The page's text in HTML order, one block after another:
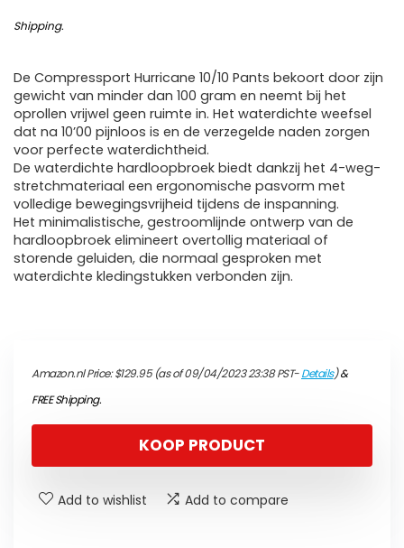
Shipping.
De Compressport Hurricane 10/10 Pants bekoort door zijn
gewicht van minder dan 100 gram en neemt bij het
oprollen vrijwel geen ruimte in. Het waterdichte weefsel
dat na 10’00 pijnloos is en de verzegelde naden zorgen
voor perfecte waterdichtheid.
De waterdichte hardloopbroek biedt dankzij het 4-weg-
stretchmateriaal een ergonomische pasvorm met
volledige bewegingsvrijheid tijdens de inspanning.
Het minimalistische, gestroomlijnde ontwerp van de
hardloopbroek elimineert overtollig materiaal of
storende geluiden, die normaal gesproken met
waterdichte kledingstukken verbonden zijn.
Amazon.nl Price:$129.95(as of 09/04/2023 23:38 PST-Details)&
FREE Shipping.
KOOP PRODUCT
Add to wishlist Add to compare